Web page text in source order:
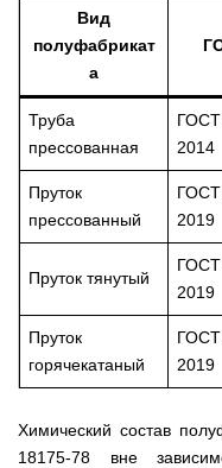
Вид
полуфабрикат
а
Труба
прессованная
ГОСТ
2014
Пруток
прессованный
ГОСТ
2019
Пруток тянутый
ГОСТ
2019
Пруток
горячекатаный
ГОСТ
2019
Химический состав
18175-78 вне